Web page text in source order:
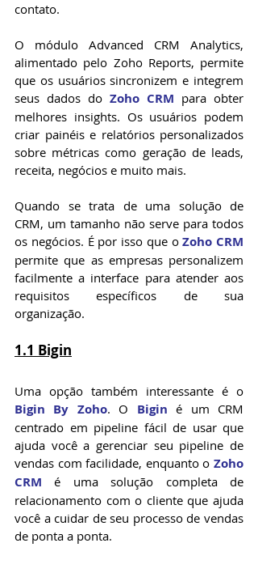
contato.
O módulo Advanced CRM Analytics,
alimentado pelo Zoho Reports, permite
que os usuários sincronizem e integrem
seus dados do Zoho CRM para obter
melhores insights. Os usuários podem
criar painéis e relatórios personalizados
sobre métricas como geração de leads,
receita, negócios e muito mais.
Quando se trata de uma solução de
CRM, um tamanho não serve para todos
os negócios. É por isso que o Zoho CRM
permite que as empresas personalizem
facilmente a interface para atender aos
requisitos específicos de sua
organização.
1.1 Bigin
Bigin By Zoho. O Bigin é um CRM
centrado em pipeline fácil de usar que
ajuda você a gerenciar seu pipeline de
vendas com facilidade, enquanto o Zoho
CRM é uma solução completa de
relacionamento com o cliente que ajuda
você a cuidar de seu processo de vendas
de ponta a ponta.